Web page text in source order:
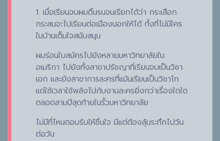
1. เมื่อเรียนจบผมดิ้นรนจนเรียกได้ว่า กระเสือก
กระสนจะไปเรียนต่อเมืองนอกให้ได้ ทั้งที่ไม่มีใคร
ในบ้านเต็มใจสนับสนุน
ผมร่อนใบสมัครไปยังหลายมหาวิทยาลัยใน
อเมริกา ไปยังทั้งสาขาปรัชญาที่เรียนจบเป็นวิชา
เอก และยังสาขาการละครที่แม้นเรียนเป็นวิชาโท
แต่ใช้เวลาใช้พลังไปกับงานละครยิ่งกว่าเรื่องใดใด
ตลอดสามปีสุดท้ายในรั้วมหาวิทยาลัย
ไม่มีที่ไหนตอบรับให้ชื่นใจ มีแต่ต้องลุ้นระทึกไปวัน
ต่อวัน